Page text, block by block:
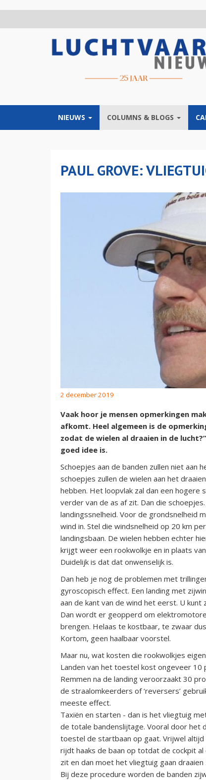
NIEUWS COLUMNS & BLOGS
PAUL GROVE:
2 december 2019
Vaak hoor je mensen opmerkingen
afkomt. Heel algemeen is de
zodat de wielen al draaien in de
goed idee is.
Schoepjes aan de banden zullen niet aan
schoepjes zullen de wielen aan het
hebben. Het loopvlak zal dan een hogere
verder van de as af zit. Dan die
landingssnelheid. Voor de grondsnelheid
wind in. Stel die windsnelheid op 20 km
landingsbaan. De wielen hebben echter
krijgt weer een rookwolkje en in plaats
Duidelijk is dat dat onwenselijk is.
Dan heb je nog de problemen met
gyroscopisch effect. Een landing met
aan de kant van de wind het eerst. U
Dan wordt er geopperd om
brengen. Helaas te kostbaar, te zwaar
Kortom, geen haalbaar voorstel.
Maar nu, wat kosten die rookwolkjes
Landen van het toestel kost ongeveer
Remmen na de landing veroorzaakt 30
de straalomkeerders of ‘reversers’
meeste effect.
Taxiën en starten - dan is het vliegtuig
de totale bandenslijtage. Vooral door het
toestel de startbaan op gaat. Vrijwel
rijdt haaks de baan op totdat de cockpit
zit en dan moet het vliegtuig gaan
Bij deze procedure worden de banden